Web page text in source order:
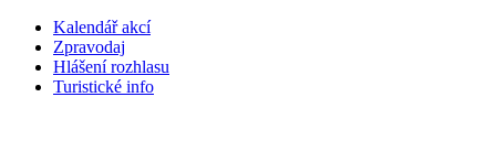
Kalendář akcí
Zpravodaj
Hlášení rozhlasu
Turistické info